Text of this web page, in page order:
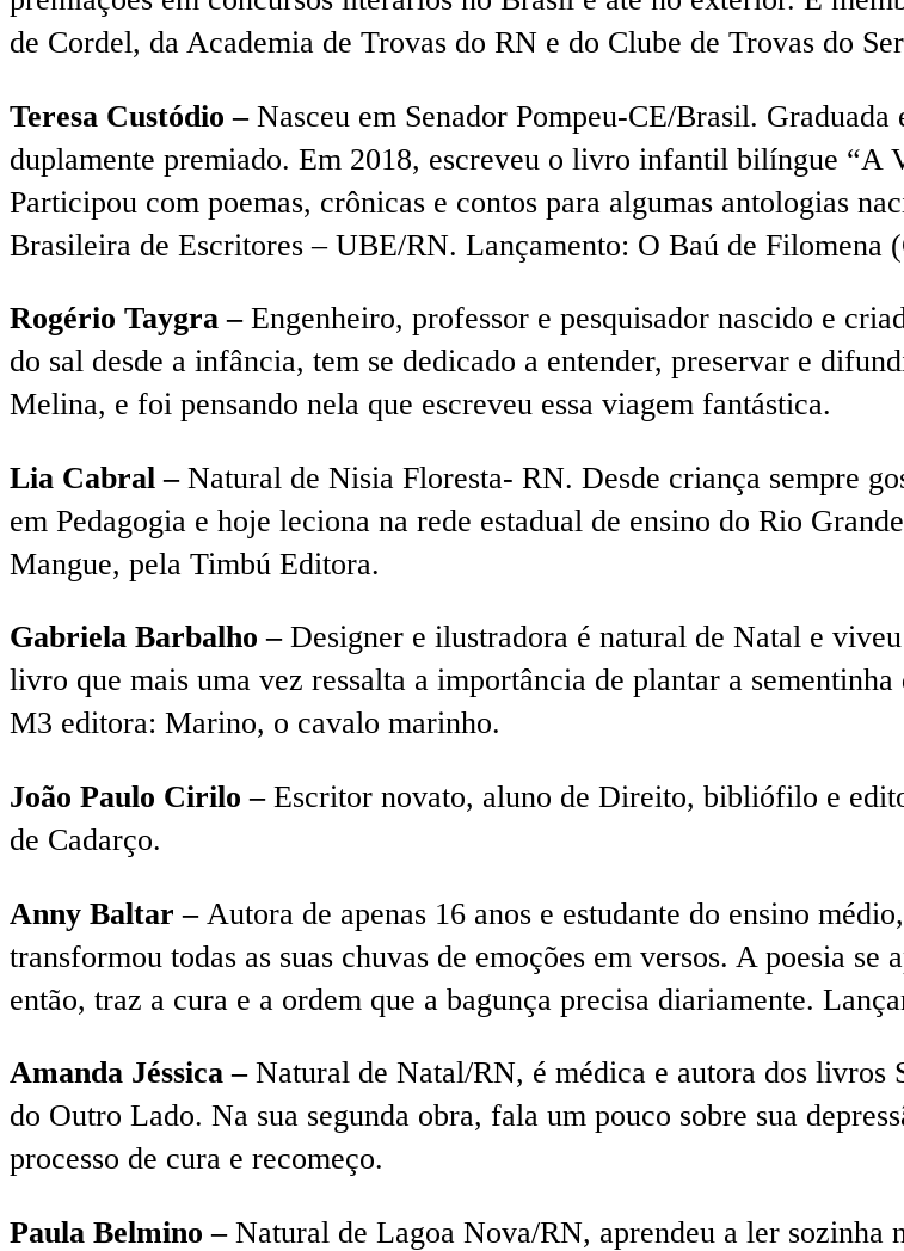
de Cordel, da Academia de Trovas do RN e do Clube de Trovas do
Teresa Custódio –Nasceu em Senador Pompeu-CE/Brasil.
duplamente premiado. Em 2018, escreveu o livro infantil bilíngue “A
Participou com poemas, crônicas e contos para algumas antologias
Brasileira de Escritores – UBE/RN. Lançamento: O Baú de Filomena
Rogério Taygra –Engenheiro, professor e pesquisador nascido e
do sal desde a infância, tem se dedicado a entender, preservar e
Melina, e foi pensando nela que escreveu essa viagem fantástica.
Lia Cabral –Natural de Nisia Floresta- RN. Desde criança sempre
em Pedagogia e hoje leciona na rede estadual de ensino do Rio
Mangue, pela Timbú Editora.
Gabriela Barbalho –Designer e ilustradora é natural de Natal e
livro que mais uma vez ressalta a importância de plantar a
M3 editora: Marino, o cavalo marinho.
João Paulo Cirilo –Escritor novato, aluno de Direito, bibliófilo e
de Cadarço.
Anny Baltar –Autora de apenas 16 anos e estudante do ensino
transformou todas as suas chuvas de emoções em versos. A poesia
então, traz a cura e a ordem que a bagunça precisa diariamente.
Amanda Jéssica –Natural de Natal/RN, é médica e autora dos livros
do Outro Lado. Na sua segunda obra, fala um pouco sobre sua
processo de cura e recomeço.
Paula Belmino –Natural de Lagoa Nova/RN, aprendeu a ler sozinha